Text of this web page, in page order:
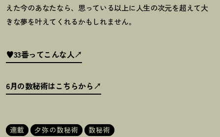
えた今のあなたなら、思っている以上に人生の次元を超えて大
きな夢を叶えてくれるかもしれません。
♥33番ってこんな人
6月の数秘術はこちらから
連載 夕弥の数秘術 数秘術